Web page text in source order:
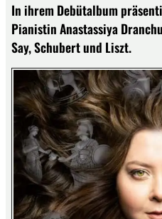
In ihrem Debütalbum
Pianistin Anastassiya
Say, Schubert und Liszt.